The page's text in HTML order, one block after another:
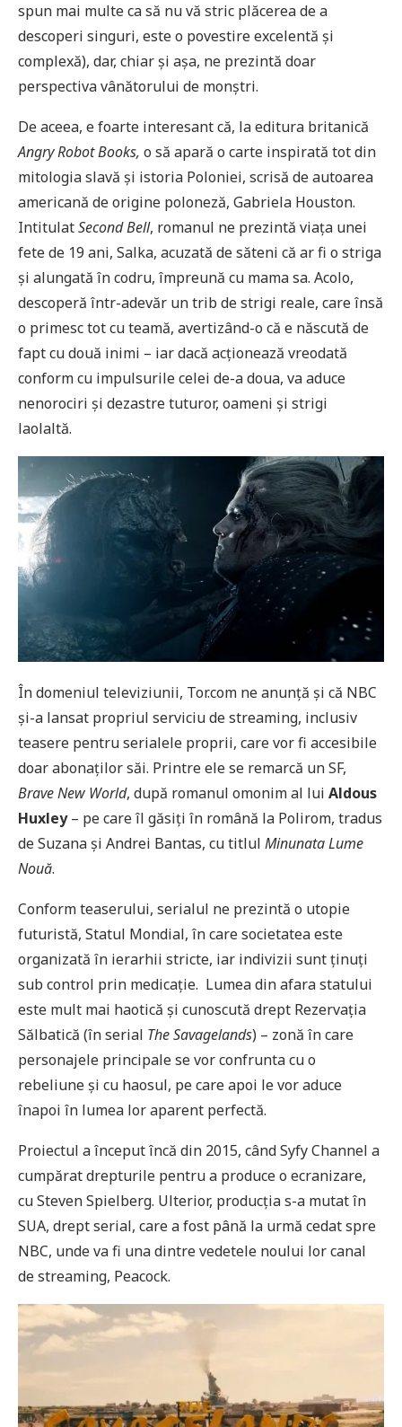
spun mai multe ca să nu vă stric plăcerea de a
descoperi singuri, este o povestire excelentă și
complexă), dar, chiar și așa, ne prezintă doar
perspectiva vânătorului de monștri.
De aceea, e foarte interesant că, la editura britanică
Angry Robot Books, o să apară o carte inspirată tot din
mitologia slavă și istoria Poloniei, scrisă de autoarea
americană de origine poloneză, Gabriela Houston.
IntitulatSecond Bell, romanul ne prezintă viața unei
fete de 19 ani, Salka, acuzată de săteni că ar fi o striga
și alungată în codru, împreună cu mama sa. Acolo,
descoperă într-adevăr un trib de strigi reale, care însă
o primesc tot cu teamă, avertizând-o că e născută de
fapt cu două inimi – iar dacă acționează vreodată
conform cu impulsurile celei de-a doua, va aduce
nenorociri și dezastre tuturor, oameni și strigi
laolaltă.
În domeniul televiziunii, Tor.com ne anunță și că NBC
și-a lansat propriul serviciu de streaming, inclusiv
teasere pentru serialele proprii, care vor fi accesibile
doar abonaților săi. Printre ele se remarcă un SF,
Brave New World, după romanul omonim al lui Aldous
Huxley– pe care îl găsiți în română la Polirom, tradus
de Suzana și Andrei Bantas, cu titlul Minunata Lume
Nouă.
Conform teaserului, serialul ne prezintă o utopie
futuristă, Statul Mondial, în care societatea este
organizată în ierarhii stricte, iar indivizii sunt ținuți
sub control prin medicație. Lumea din afara statului
este mult mai haotică și cunoscută drept Rezervația
Sălbatică (în serial TheSavagelands) – zonă în care
personajele principale se vor confrunta cu o
rebeliune și cu haosul, pe care apoi le vor aduce
înapoi în lumea lor aparent perfectă.
Proiectul a început încă din 2015, când Syfy Channel a
cumpărat drepturile pentru a produce o ecranizare,
cu Steven Spielberg. Ulterior, producția s-a mutat în
SUA, drept serial, care a fost până la urmă cedat spre
NBC, unde va fi una dintre vedetele noului lor canal
de streaming, Peacock.